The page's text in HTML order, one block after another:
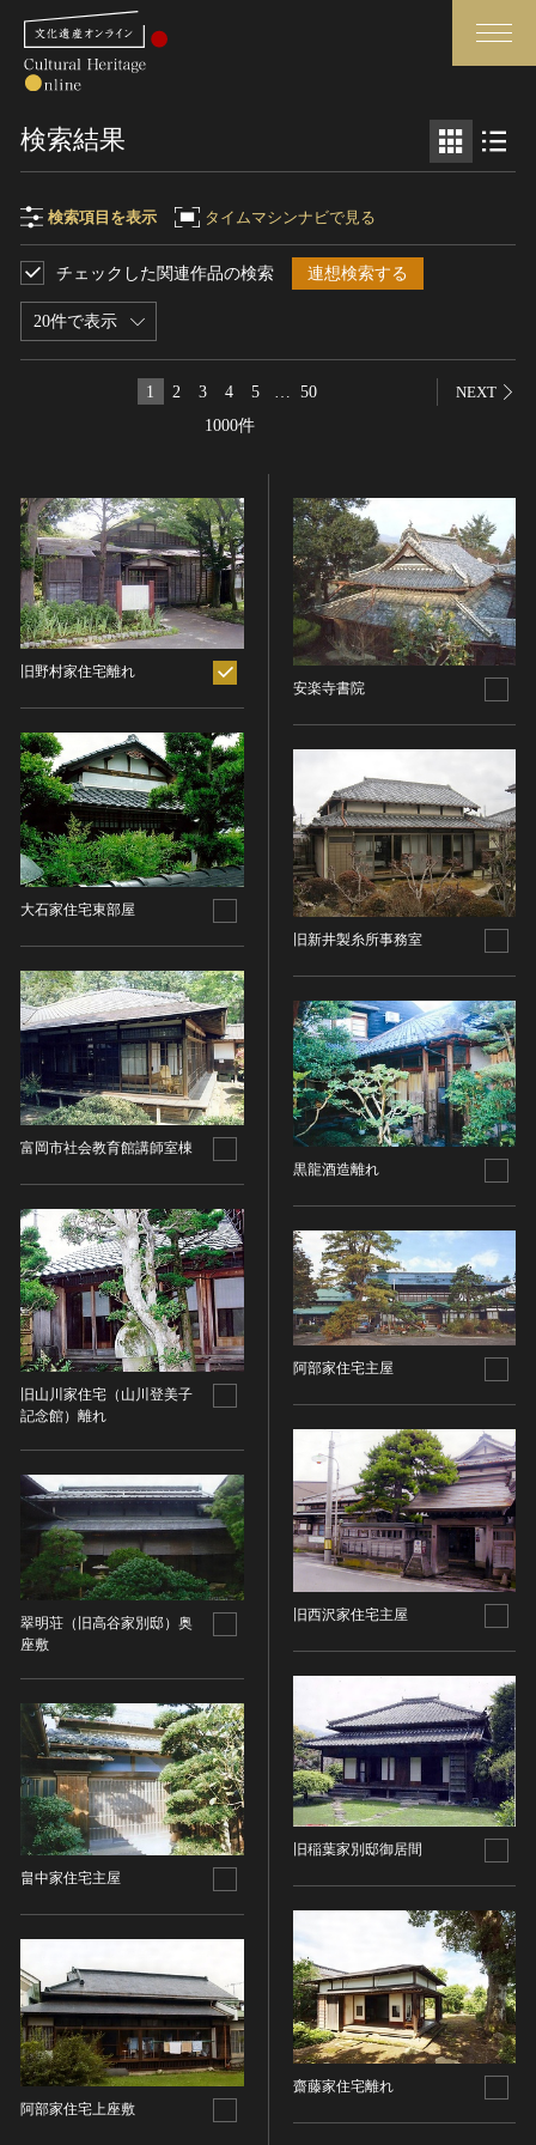
さらに詳細検索
トップ
全国の美術館・博物館
世界遺産
無形文化遺産
動画で見る無形の文化財
媒体資料・関連記事等
博物館、美術館の皆さまへ
お知らせ一覧
ヘルプ
このサイトについて
関連サイトリンク
サイトマップ
文化遺産データベース
国指定文化財等データベース
検索結果
検索項目を表示 タイムマシンナビで見る
20件で表示
チェックした関連作品の検索 連想検索する
1000件
1 2 3 4 5 50 NEXT
旧野村家住宅離れ
大石家住宅東部屋
富岡市社会教育館講師室棟
旧山川家住宅（山川登美子
記念館）離れ
翠明荘（旧高谷家別邸）奥
座敷
畠中家住宅主屋
阿部家住宅上座敷
安楽寺書院
旧新井製糸所事務室
黒龍酒造離れ
阿部家住宅主屋
旧西沢家住宅主屋
旧稲葉家別邸御居間
齋藤家住宅離れ
検索項目
フリーワード
制作者名
時代
時代を選択
旧石器 [日本]
縄文 [日本]
弥生 [日本]
古墳 [日本]
飛鳥 [日本]
奈良 [日本]
平安 [日本]
鎌倉 [日本]
南北朝 [日本]
室町 [日本]
安土・桃山 [日本]
江戸 [日本]
明治 [日本]
大正 [日本]
昭和以降 [日本]
昭和 [日本]
平成 [日本]
令和 [日本]
旧石器 [朝鮮半島]
新石器 [朝鮮半島]
青銅器 [朝鮮半島]
鉄器 [朝鮮半島]
原三国・朝鮮三国 [朝鮮半島]
原三国・朝鮮三国 [朝鮮半島]
新羅 [朝鮮半島]
高麗 [朝鮮半島]
朝鮮 [朝鮮半島]
近現代 [朝鮮半島]
新石器 [中国]
夏 [中国]
殷（商） [中国]
周 [中国]
春秋時代 [中国]
戦国時代 [中国]
秦 [中国]
漢 [中国]
晋 [中国]
五胡十六国 [中国]
南北朝（六朝） [中国]
隋 [中国]
唐 [中国]
分野を選択
建造物
宗教建築
城郭建築
住居建築
近世以前その他
近代その他
絵画
日本画
油彩画
水彩
素描
その他
版画
木版画
銅版画
リトグラフ（石版画）
その他
木像
金属像
石像
石膏像
その他
金工
漆工
染織
陶磁
ガラス
その他
その他の美術
写真
書
その他
考古資料
石器・石製品類
土器・土製品類
所在地（都道府県）
所在地（都道府県）を選択
所在地（市区町村）
所蔵館
指定区分
指定区分を選択
重要文化財
登録有形文化財
重要無形文化財
登録無形文化財
記録作成等の措置を講ずべき無形文化財
重要有形民俗文化財
記録作成等の措置を講ずべき無形の民俗文化財
史跡
名勝
天然記念物
特別史跡
特別天然記念物
重要文化的景観
重要伝統的建造物群保存地区
選定保存技術
未指定
有形文化財(建造物)
民俗文化財(有形民俗文化財)
民俗文化財(無形民俗文化財)
記念物(史跡)
記念物(名勝)
記念物(天然記念物)
メディア（動画等）
メディア（動画等）を選択
動画
高画質画像
画像ライセンス
画像ライセンスを選択
CC0
PDM
CC BY-SA（表示—継承）
CC BY-ND（表示—改変禁止）
CC BY-NC（表示—非営利）
CC BY-NC-SA（表示—非営利—継承）
CC BY-NC-ND（表示—非営利—改変禁止）
IN COPYRIGHT - EU ORPHAN WORK（著作権あり-
EU孤児著作物）
IN COPYRIGHT - EDUCATIONAL USE
PERMITTED（著作権あり-教育目的の利用可）
IN COPYRIGHT - NONCOMMERCIAL USE
PERMITTED（著作権あり-非営利目的の利用可）
IN COPYRIGHT - RIGHTSHOLDER(S) UNLOCATABLE
OR UNIDENTIFIABLE（著作権あり-著作権者不明）
NO COPYRIGHT - CONTRACTUAL
RESTRICTIONS（著作権なし-契約による制限あり）
NO COPYRIGHT - NONCOMMERCIAL USE ONLY（著
作権なし-非営利目的のみ利用可）
NO COPYRIGHT - OTHER KNOWN LEGAL
RESTRICTIONS（著作権なし-他の法的制限あり）
NO COPYRIGHT - UNITED STATES（著作権なし-米国
の法律上）
検索する
20件で表示
入力情報をクリア
連想検索
連想検索する
20件で表示
入力情報をクリア